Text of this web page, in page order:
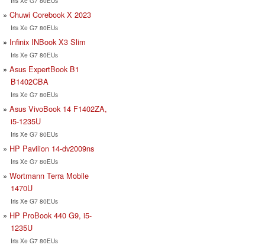
Chuwi Corebook X 2023
Iris Xe G7 80EUs
Infinix INBook X3 Slim
Iris Xe G7 80EUs
Asus ExpertBook B1
B1402CBA
Iris Xe G7 80EUs
Asus VivoBook 14 F1402ZA,
i5-1235U
Iris Xe G7 80EUs
HP Pavilion 14-dv2009ns
Iris Xe G7 80EUs
Wortmann Terra Mobile
1470U
Iris Xe G7 80EUs
HP ProBook 440 G9, i5-
1235U
Iris Xe G7 80EUs